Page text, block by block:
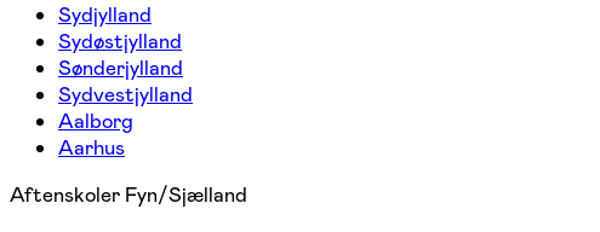
Sydjylland
Sydøstjylland
Sønderjylland
Sydvestjylland
Aalborg
Aarhus
Aftenskoler Fyn/Sjælland